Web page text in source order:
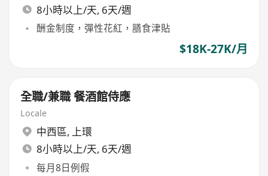
8小時以上/天, 6天/週
酬金制度，彈性花紅，膳食津貼
$18K-27K/月
全職/兼職 餐酒館侍應
Locale
中西區, 上環
8小時以上/天, 6天/週
每月8日例假